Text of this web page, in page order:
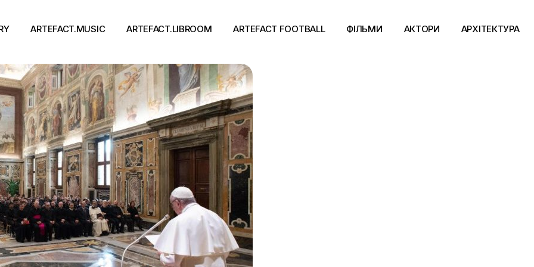
ARTEFACT.MUSIC
Виконавці
Альбоми
Концерти
ARTEFACT.LIBROOM
Книги
Письменники
Події
ARTEFACT FOOTBALL ФІЛЬМИ АКТОРИ АРХІТЕКТУРА